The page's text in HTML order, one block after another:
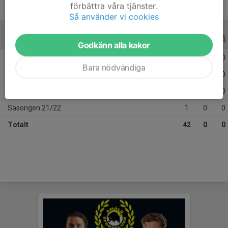
ALLA SERIER
Säsongen 25/26 22 0 0
0
0
Säsongen 21/22 1 0 0
Totalt 42 0 0
förbättra våra tjänster.
Så använder vi cookies
Godkänn alla kakor
Bara nödvändiga